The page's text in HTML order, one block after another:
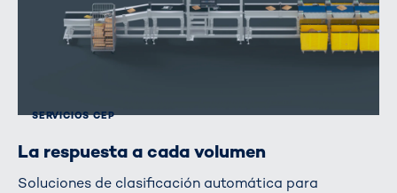
SERVICIOS CEP
La respuesta a cada volumen
Soluciones de clasificación automática para